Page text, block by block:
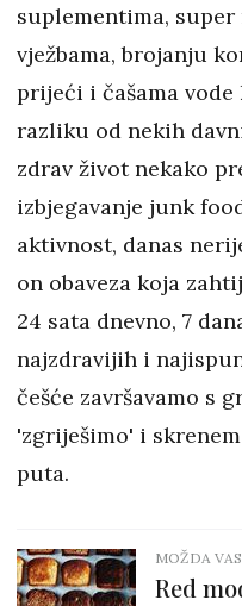
suplementima,
vježbama, brojanju
prijeći i čašama
razliku od nekih
zdrav život nekako
izbjegavanje junk
aktivnost, danas
on obaveza koja
24 sata dnevno, 7
najzdravijih i
češće završavamo s
'zgriješimo' i
puta.
MOŽDA
Red